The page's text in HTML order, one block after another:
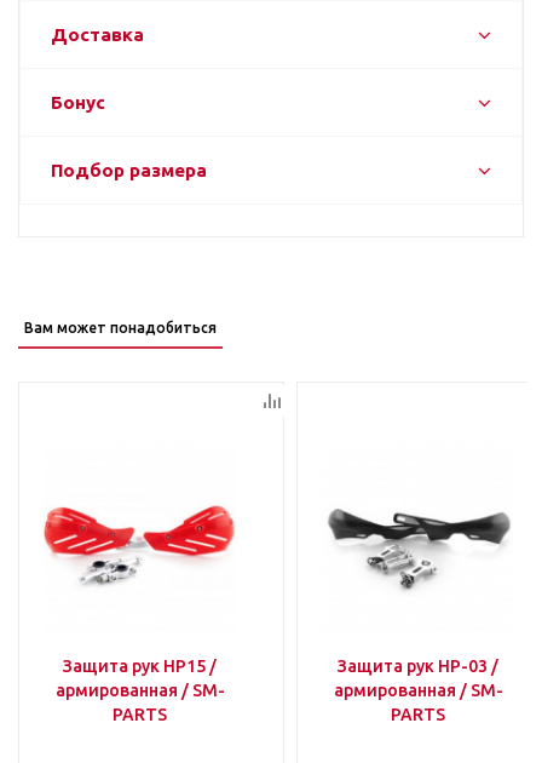
Доставка
Бонус
Подбор размера
Вам может понадобиться
Защита рук HP15 /
армированная / SM-
PARTS
Защита рук HP-03 /
армированная / SM-
PARTS